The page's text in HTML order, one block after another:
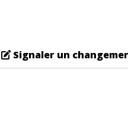
Signaler un